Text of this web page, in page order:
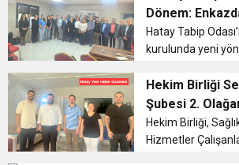
Cumhuriyet, Türk Milletinin Özgürlük
ve Onur Nişanesidir
6:19 HBB BAŞKANI ÖNTÜRK’ÜN
CUMHURİYET BAYRAMI MESAJI
17:36 KURUMLAR VERGİSİ ERTELENDİ
1:00 İTSO İŞ-KUR SGK TOPLANTI
sağladıklarını
yönetimi, Hatay
Dönem:
‘Bu Şehre
Hatay Tabip
kurulunda yeni
yıkım ve sağlıkta
önemli gündem
Hekimler, “Bu
mesajıyl...
Hekim Birliği
Şubesi 2.
Gerçekleştirildi
Hekim Birliği,
Hizmetler